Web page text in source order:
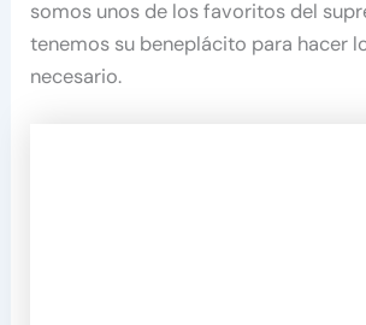
somos unos de los favoritos del
tenemos su beneplácito para hacer
necesario.